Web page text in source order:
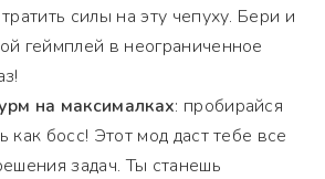
силы на эту чепуху. Бери и
геймплей в неограниченное
на максималках: пробирайся
как босс! Этот мод даст тебе все
задач. Ты станешь